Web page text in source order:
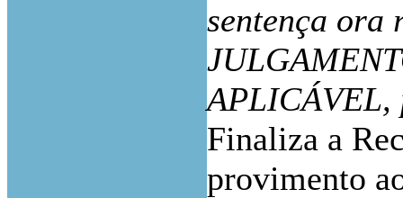
sentença ora
APLICÁVEL,
Finaliza a
provimento